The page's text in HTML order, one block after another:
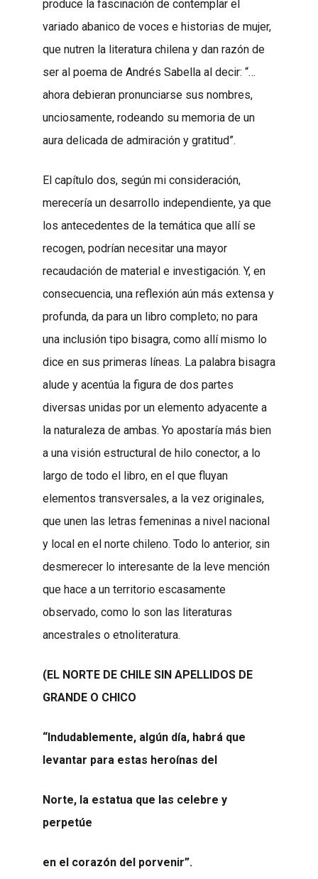
produce la fascinación de contemplar el
variado abanico de voces e historias de mujer,
que nutren la literatura chilena y dan razón de
ser al poema de Andrés Sabella al decir: “…
ahora debieran pronunciarse sus nombres,
unciosamente, rodeando su memoria de un
aura delicada de admiración y gratitud”.
El capítulo dos, según mi consideración,
merecería un desarrollo independiente, ya que
los antecedentes de la temática que allí se
recogen, podrían necesitar una mayor
recaudación de material e investigación. Y, en
consecuencia, una reflexión aún más extensa y
profunda, da para un libro completo; no para
una inclusión tipo bisagra, como allí mismo lo
dice en sus primeras líneas. La palabra bisagra
alude y acentúa la figura de dos partes
diversas unidas por un elemento adyacente a
la naturaleza de ambas. Yo apostaría más bien
a una visión estructural de hilo conector, a lo
largo de todo el libro, en el que fluyan
elementos transversales, a la vez originales,
que unen las letras femeninas a nivel nacional
y local en el norte chileno. Todo lo anterior, sin
desmerecer lo interesante de la leve mención
que hace a un territorio escasamente
observado, como lo son las literaturas
ancestrales o etnoliteratura.
(EL NORTE DE CHILE SIN APELLIDOS DE
GRANDE O CHICO
“Indudablemente, algún día, habrá que
levantar para estas heroínas del
Norte, la estatua que las celebre y
perpetúe
en el corazón del porvenir”.